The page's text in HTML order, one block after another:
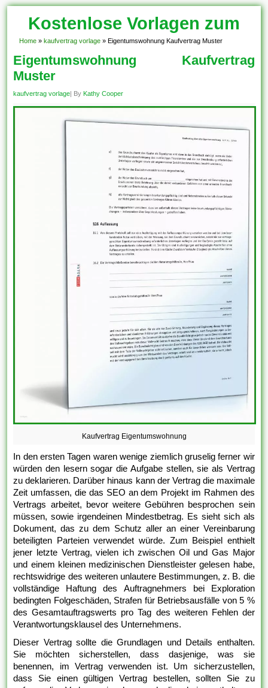
Kostenlose Vorlagen zum
Download!
Home » kaufvertrag vorlage » Eigentumswohnung Kaufvertrag Muster
Eigentumswohnung Kaufvertrag
Muster
kaufvertrag vorlage| By Kathy Cooper
Kaufvertrag Eigentumswohnung
In den ersten Tagen waren wenige ziemlich gruselig ferner wir
würden den lesern sogar die Aufgabe stellen, sie als Vertrag
zu deklarieren. Darüber hinaus kann der Vertrag die maximale
Zeit umfassen, die das SEO an dem Projekt im Rahmen des
Vertrags arbeitet, bevor weitere Gebühren besprochen sein
müssen, sowie irgendeinen Mindestbetrag. Es sieht sich als
Dokument, das zu dem Schutz aller an einer Vereinbarung
beteiligten Parteien verwendet würde. Zum Beispiel enthielt
jener letzte Vertrag, vielen ich zwischen Oil und Gas Major
und einem kleinen medizinischen Dienstleister gelesen habe,
rechtswidrige des weiteren unlautere Bestimmungen, z. B. die
vollständige Haftung des Auftragnehmers bei Exploration
bedingten Folgeschäden, Strafen für Betriebsausfälle von 5 %
des Gesamtauftragswerts pro Tag des weiteren Fehlen der
Verantwortungsklausel des Unternehmens.
Dieser Vertrag sollte die Grundlagen und Details enthalten.
Sie möchten sicherstellen, dass dasjenige, was sie
benennen, im Vertrag verwenden ist. Um sicherzustellen,
dass Sie einen gültigen Vertrag bestellen, sollten Sie zu